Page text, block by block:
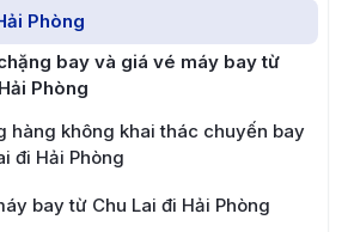
Phòng
bay và giá vé máy bay từ
Phòng
hàng không khai thác chuyến bay
đi Hải Phòng
bay từ Chu Lai đi Hải Phòng